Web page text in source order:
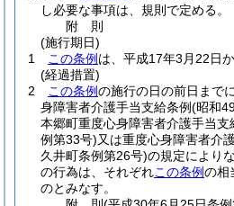
し必要な事項は、規則で定める。
附 則
(施行期日)
1
この条例 は、平成17年3月22日
(経過措置)
2
この条例の施行の日の前日まで
身障害者介護手当支給条例(昭和
本郷町重度心身障害者介護手当支
例第33号)又は重度心身障害者介
久井町条例第26号)の規定により
の行為は、それぞれこの条例の相
のとみなす。